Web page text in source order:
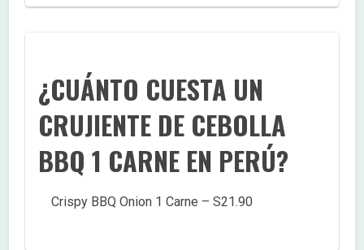
¿CUÁNTO CUESTA UN
CRUJIENTE DE CEBOLLA
BBQ 1 CARNE EN PERÚ?
Crispy BBQ Onion 1 Carne – S21.90